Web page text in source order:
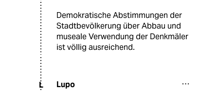
Demokratische Abstimmungen der
Stadtbevölkerung über Abbau und
museale Verwendung der Denkmäler
ist völlig ausreichend.
L Lupo